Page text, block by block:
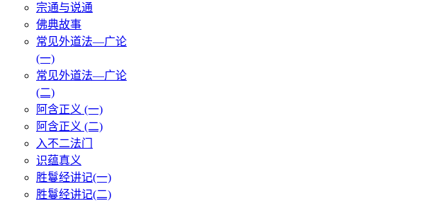
宗通与说通
佛典故事
常见外道法—广论
(一)
常见外道法—广论
(二)
阿含正义 (一)
阿含正义 (二)
入不二法门
识蕴真义
胜鬘经讲记(一)
胜鬘经讲记(二)